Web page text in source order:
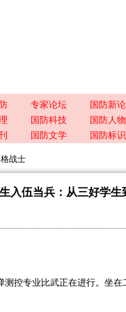
专家论坛 国防新论
国防科技 国防人物
国防文学 国防标识
战士
入伍当兵：从三好学生
控专业比武正在进行。坐